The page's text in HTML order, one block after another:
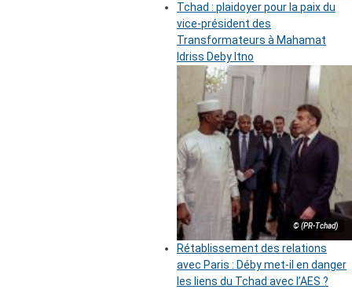
Tchad : plaidoyer pour la paix du
vice-président des
Transformateurs à Mahamat
Idriss Deby Itno
© (PR-Tchad)
Rétablissement des relations
avec Paris : Déby met-il en danger
les liens du Tchad avec l’AES ?